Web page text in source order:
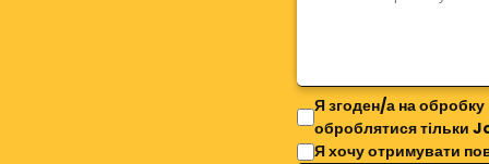
Я згоден/а на обробку
оброблятися тільки
Я хочу отримувати